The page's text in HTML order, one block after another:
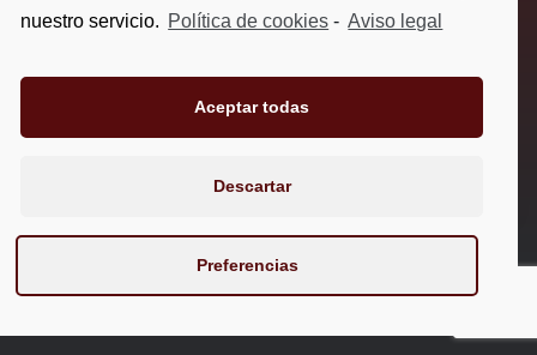
Aviso legal-Política de privacidad-Política de cookies
nuestro servicio. Política de cookies - Aviso legal
Aceptar todas
Descartar
Preferencias